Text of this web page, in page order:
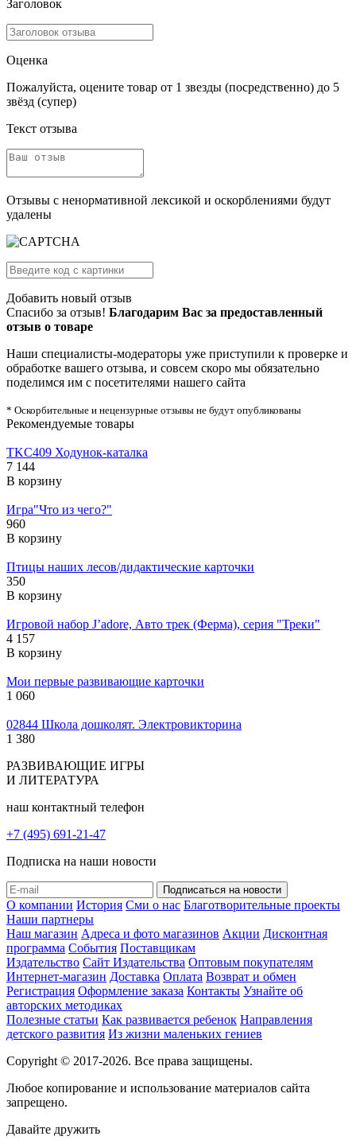
Заголовок
Оценка
Пожалуйста, оцените товар от 1 звезды (посредственно) до 5
звёзд (супер)
Текст отзыва
Отзывы с ненормативной лексикой и оскорблениями будут
удалены
Добавить новый отзыв
Спасибо за отзыв! Благодарим Вас за предоставленный
отзыв о товаре
Наши специалисты-модераторы уже приступили к проверке и
обработке вашего отзыва, и совсем скоро мы обязательно
поделимся им с посетителями нашего сайта
* Оскорбительные и нецензурные отзывы не будут опубликованы
Рекомендуемые товары
TKC409 Ходунок-каталка
7 144
В корзину
Игра"Что из чего?"
960
В корзину
Птицы наших лесов/дидактические карточки
350
В корзину
Игровой набор J’adore, Авто трек (Ферма), серия "Треки"
4 157
В корзину
Мои первые развивающие карточки
1 060
02844 Школа дошколят. Электровикторина
1 380
РАЗВИВАЮЩИЕ ИГРЫ
И ЛИТЕРАТУРА
наш контактный телефон
+7 (495) 691-21-47
Подписка на наши новости
О компании История Сми о нас Благотворительные проекты
Наши партнеры
Наш магазин Адреса и фото магазинов Акции Дисконтная
программа События Поставщикам
Издательство Сайт Издательства Оптовым покупателям
Интернет-магазин Доставка Оплата Возврат и обмен
Регистрация Оформление заказа Контакты Узнайте об
авторских методиках
Полезные статьи Как развивается ребенок Направления
детского развития Из жизни маленьких гениев
Copyright © 2017-2026. Все права защищены.
Любое копирование и использование материалов сайта
запрещено.
Давайте дружить